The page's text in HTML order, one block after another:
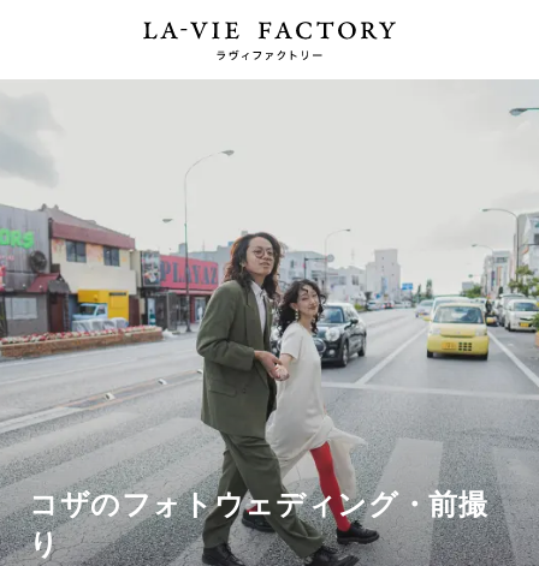
コザのフォトウェディング・前撮
り